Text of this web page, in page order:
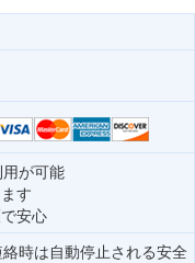
が可能
す
安心
時は自動停止される安全